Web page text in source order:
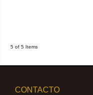
5 of 5 Items
CONTACTO